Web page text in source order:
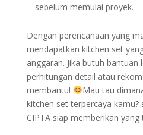
sebelum memulai proyek.
Dengan perencanaan yang
mendapatkan kitchen set
anggaran. Jika butuh bantuan
perhitungan detail atau
membantu!
Mau tau
kitchen set terpercaya kamu?
CIPTA siap memberikan